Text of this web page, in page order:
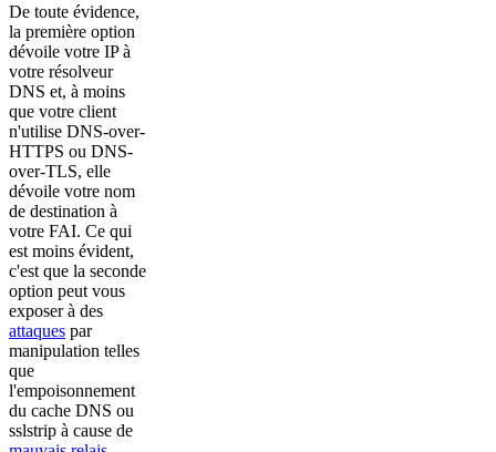
De toute évidence,
la première option
dévoile votre IP à
votre résolveur
DNS et, à moins
que votre client
n'utilise DNS-over-
HTTPS ou DNS-
over-TLS, elle
dévoile votre nom
de destination à
votre FAI. Ce qui
est moins évident,
c'est que la seconde
option peut vous
exposer à des
attaques par
manipulation telles
que
l'empoisonnement
du cache DNS ou
sslstrip à cause de